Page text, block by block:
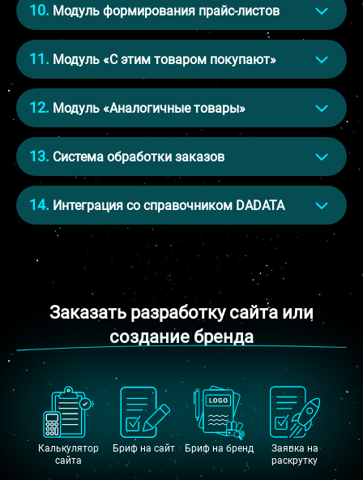
Модуль формирования прайс-листов
Модуль «С этим товаром покупают»
Модуль «Аналогичные товары»
Система обработки заказов
Интеграция со справочником DADATA
Заказать разработку сайта или
создание бренда
Калькулятор
сайта
Бриф на сайт Бриф на бренд
Заявка на
раскрутку